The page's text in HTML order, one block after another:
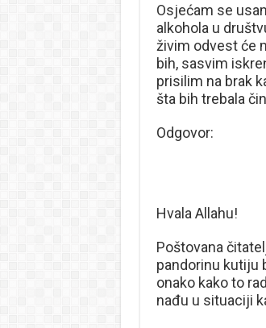
Osjećam se
alkohola u
živim odvest će
bih, sasvim
prisilim na brak
šta bih trebala
Odgovor:
Hvala Allahu!
Poštovana
pandorinu kutiju
onako kako to
nađu u situaciji